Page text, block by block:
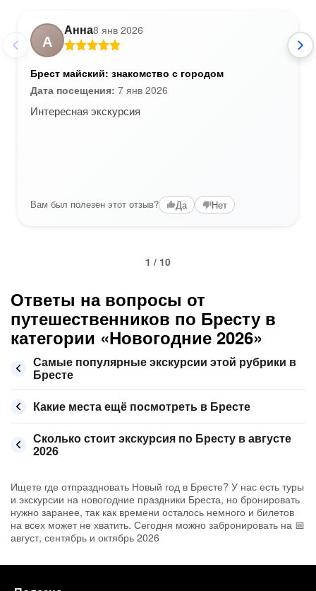
А
Анна8 янв 2026
Брест майский: знакомство с городом
Дата посещения: 7 янв 2026
Интересная экскурсия
Вам был полезен этот отзыв? Да Нет
1 / 10
Ответы на вопросы от
путешественников по Бресту в
категории «Новогодние 2026»
Самые популярные экскурсии этой рубрики в
Бресте
Какие места ещё посмотреть в Бресте
Сколько стоит экскурсия по Бресту в августе
2026
Ищете где отпраздновать Новый год в Бресте? У нас есть туры
и экскурсии на новогодние праздники Бреста, но бронировать
нужно заранее, так как времени осталось немного и билетов
на всех может не хватить. Сегодня можно забронировать на 📅
август, сентябрь и октябрь 2026